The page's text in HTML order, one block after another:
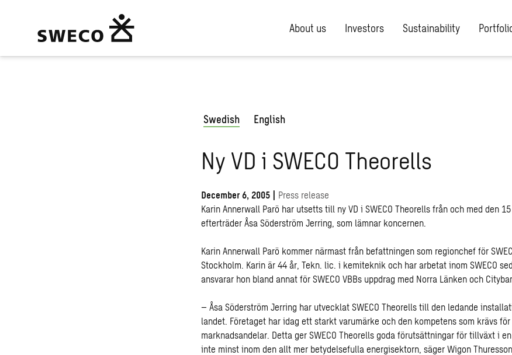
About us Investors Sustainability
Swedish English
Ny VD i SWECO Theorells
December 6, 2005 | Press release
Karin Annerwall Parö har utsetts till ny VD i SWECO Theorells från och med den
efterträder Åsa Söderström Jerring, som lämnar koncernen.
Karin Annerwall Parö kommer närmast från befattningen som regionchef för
Stockholm. Karin är 44 år, Tekn. lic. i kemiteknik och har arbetat inom SWECO
ansvarar hon bland annat för SWECO VBBs uppdrag med Norra Länken och
– Åsa Söderström Jerring har utvecklat SWECO Theorells till den ledande
landet. Företaget har idag ett starkt varumärke och den kompetens som krävs
marknadsandelar. Detta ger SWECO Theorells goda förutsättningar för tillväxt i
inte minst inom den allt mer betydelsefulla energisektorn, säger Wigon